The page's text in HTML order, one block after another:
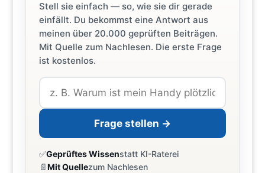
Stell sie einfach — so, wie sie dir gerade
einfällt. Du bekommst eine Antwort aus
meinen über 20.000 geprüften Beiträgen.
Mit Quelle zum Nachlesen. Die erste Frage
ist kostenlos.
Frage stellen →
✅Geprüftes Wissenstatt KI-Raterei
📄Mit Quellezum Nachlesen